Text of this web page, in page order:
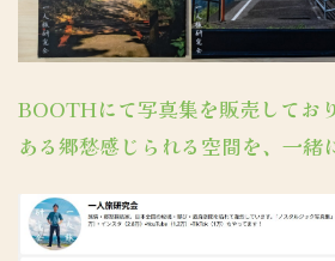
BOOTHにて写真集を販売してお
ある郷愁感じられる空間を、一緒